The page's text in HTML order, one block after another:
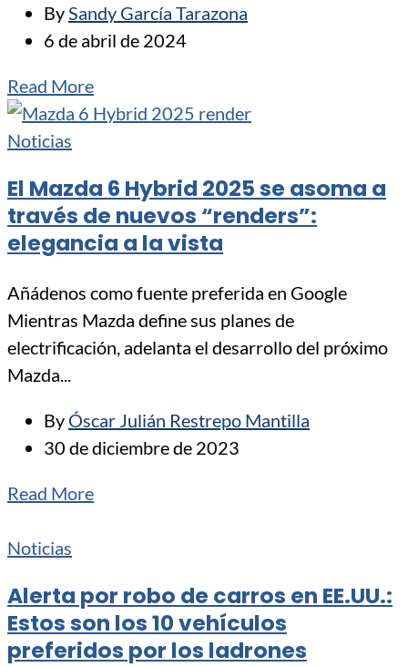
BySandy García Tarazona
6 de abril de 2024
Read More
Noticias
El Mazda 6 Hybrid 2025 se asoma a
través de nuevos “renders”:
elegancia a la vista
Añádenos como fuente preferida en Google
Mientras Mazda define sus planes de
electrificación, adelanta el desarrollo del próximo
Mazda...
By Óscar Julián Restrepo Mantilla
30 de diciembre de 2023
Read More
Noticias
Alerta por robo de carros en EE.UU.:
Estos son los 10 vehículos
preferidos por los ladrones